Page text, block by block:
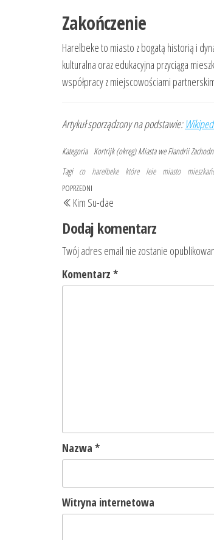
Zakończenie
Harelbeke to miasto z bogatą historią i
kulturalna oraz edukacyjna przyciąga
współpracy z miejscowościami
Artykuł sporządzony na podstawie:
Kategoria Kortrijk (okręg) Miasta we Flandrii
Tagi co harelbeke które leie miasto
Nawigacja
wpisu
Poprzedni
wpis
POPRZEDNI
Kim Su-dae
Dodaj komentarz
Twój adres email nie zostanie
Komentarz *
Nazwa *
Witryna internetowa